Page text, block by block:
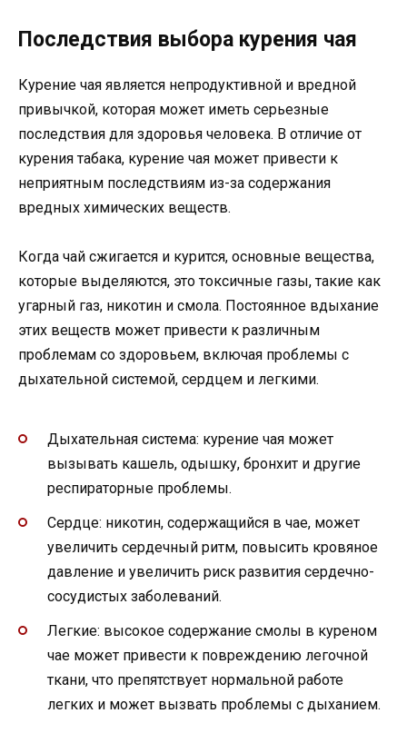
Последствия выбора курения чая
Курение чая является непродуктивной и вредной
привычкой, которая может иметь серьезные
последствия для здоровья человека. В отличие от
курения табака, курение чая может привести к
неприятным последствиям из-за содержания
вредных химических веществ.
Когда чай сжигается и курится, основные вещества,
которые выделяются, это токсичные газы, такие как
угарный газ, никотин и смола. Постоянное вдыхание
этих веществ может привести к различным
проблемам со здоровьем, включая проблемы с
дыхательной системой, сердцем и легкими.
Дыхательная система: курение чая может
вызывать кашель, одышку, бронхит и другие
респираторные проблемы.
Сердце: никотин, содержащийся в чае, может
увеличить сердечный ритм, повысить кровяное
давление и увеличить риск развития сердечно-
сосудистых заболеваний.
Легкие: высокое содержание смолы в куреном
чае может привести к повреждению легочной
ткани, что препятствует нормальной работе
легких и может вызвать проблемы с дыханием.